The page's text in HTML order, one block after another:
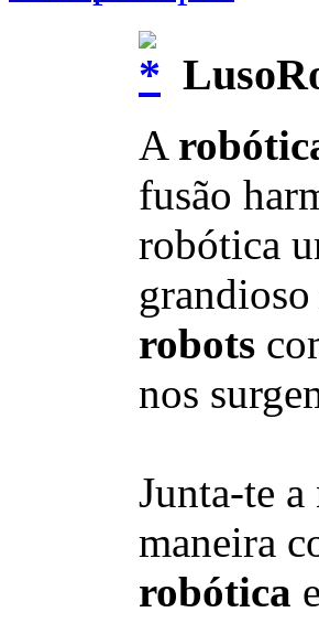
A
fusão
robótica
robots
nos
Junta-te a
maneira
robótica